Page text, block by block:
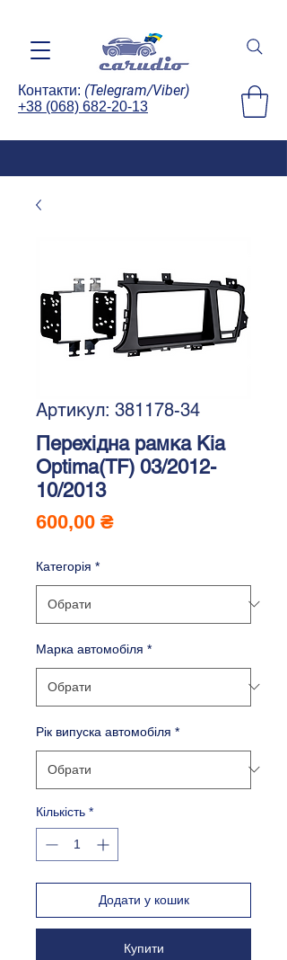
Контакти: (Telegram/Viber)
+38 (068) 682-20-13
Артикул: 381178-34
Перехідна рамка Kia
Optima(TF) 03/2012-
10/2013
600,00 ₴Ціна
Категорія *
Марка автомобіля *
Рік випуска автомобіля *
Кількість *
Додати у кошик
Купити